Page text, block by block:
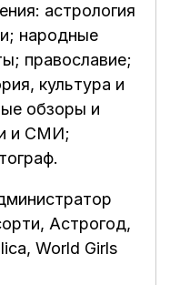
астрология
народные
православие;
культура и
обзоры и
и СМИ;
, Астрогод,
, World Girls